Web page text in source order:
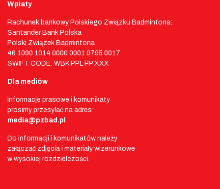
Wpłaty
Rachunek bankowy Polskiego Związku Badmintona:
Santander Bank Polska
Polski Związek Badmintona
46 1090 1014 0000 0001 0795 0017
SWIFT CODE: WBK PPL PP XXX
Dla mediów
informacje prasowe i komunikaty
prosimy przesyłać na adres:
media@pzbad.pl
Do informacji i komunikatów należy
załączać zdjęcia i materiały wizerunkowe
w wysokiej rozdzielczości.